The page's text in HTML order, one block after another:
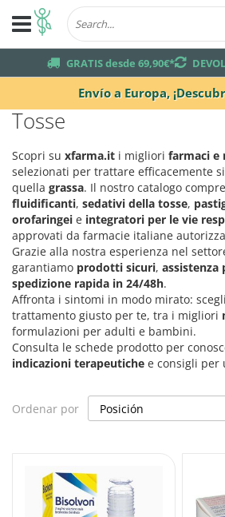
Envío a Europa,
truck GRATIS desde 69,90€*returns
Tosse
Scopri su xfarma.it i migliori farmaci e
selezionati per trattare efficacemente
quella grassa. Il nostro catalogo
fluidificanti, sedativi della tosse,
orofaringei e integratori per le vie
approvati da farmacie italiane
Grazie alla nostra esperienza nel
garantiamo prodotti sicuri, assistenza
spedizione rapida in 24/48h.
Affronta i sintomi in modo mirato:
trattamento giusto per te, tra i migliori
formulazioni per adulti e bambini.
Consulta le schede prodotto per
indicazioni terapeutiche e consigli per
Ordenar por